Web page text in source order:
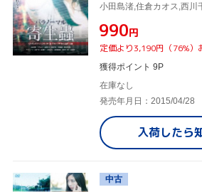
¥990円
定価より3,190円（76%）
獲得ポイント 9P
在庫なし
発売年月日：2015/04/28
入荷したら
中古